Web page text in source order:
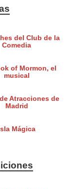
del Club de la
Comedia
of Mormon, el
musical
Atracciones de
Madrid
Isla Mágica